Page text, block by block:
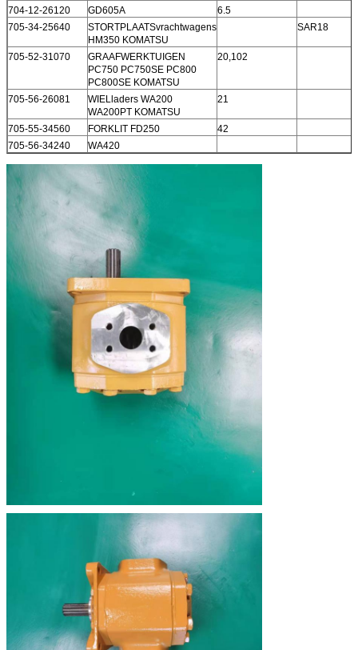
704-12-26120
GD605A
6.5
705-34-25640
STORTPLAATSvrachtwagens
HM350 KOMATSU
SAR18
705-52-31070
GRAAFWERKTUIGEN
PC750 PC750SE PC800
PC800SE KOMATSU
20,102
705-56-26081
WIELladers WA200
WA200PT KOMATSU
21
705-55-34560 FORKLIT FD250
42
705-56-34240
WA420